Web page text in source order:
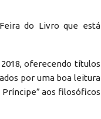
do Livro que está
oferecendo títulos
por uma boa leitura
aos filosóficos